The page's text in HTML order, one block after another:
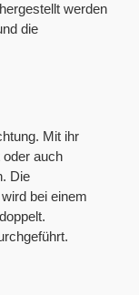
werden
die
Mit ihr
oder auch
Die
bei einem